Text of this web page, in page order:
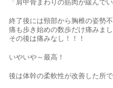
「肩甲骨まわりの筋肉が緩んで
終了後には頸部から胸椎の姿勢
痛も歩き始めの数歩だけ痛みま
その後は痛みなし！！！
いやいや～最高！
後は体幹の柔軟性が改善した所で